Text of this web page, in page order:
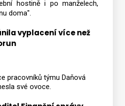
hostině i po manželech,
doma".
vyplacení více než
pracovníků týmu Daňová
své ovoce.